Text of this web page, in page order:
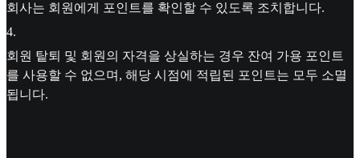
회사는 회원에게 포인트를 확인할 수 있도록 조치합니다.
4.
회원 탙퇴 및 회원의 자격을 상실하는 경우 잔여 가용 포인트
를 사용할 수 없으며, 해당 시점에 적립된 포인트는 모두 소멸
됩니다.